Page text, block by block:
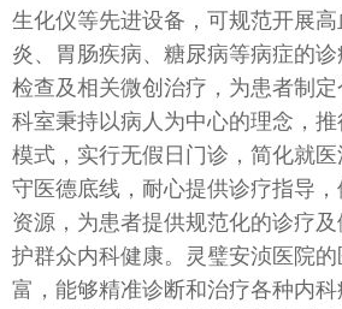
生化仪等先进设备，可规范开展
炎、胃肠疾病、糖尿病等病症的
检查及相关微创治疗，为患者制定
科室秉持以病人为中心的理念，
模式，实行无假日门诊，简化就
守医德底线，耐心提供诊疗指导
资源，为患者提供规范化的诊疗
护群众内科健康。灵璧安浈医院
富，能够精准诊断和治疗各种内